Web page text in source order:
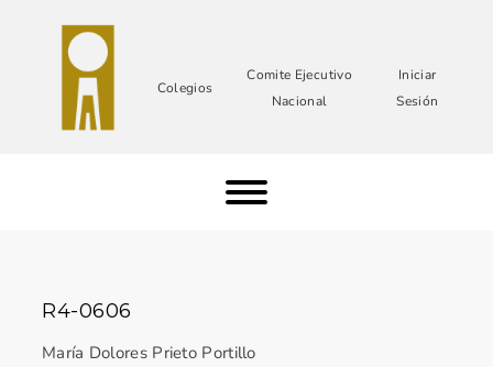
Colegios
Comite Ejecutivo
Nacional
Iniciar
Sesión
R4-0606
María Dolores Prieto Portillo